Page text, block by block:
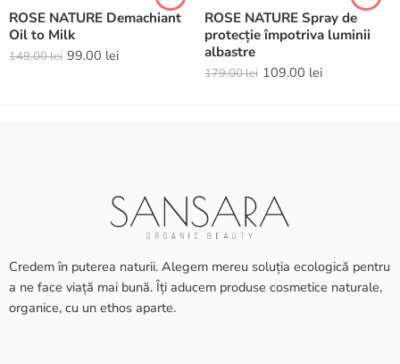
ROSE NATURE Demachiant
Oil to Milk
149.00lei 99.00 lei
ROSE NATURE Spray de
protecție împotriva luminii
albastre
179.00lei 109.00 lei
Credem în puterea naturii. Alegem mereu soluția ecologică pentru
a ne face viață mai bună. Îți aducem produse cosmetice naturale,
organice, cu un ethos aparte.